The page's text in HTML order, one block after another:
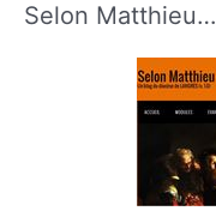
Selon Matthieu…